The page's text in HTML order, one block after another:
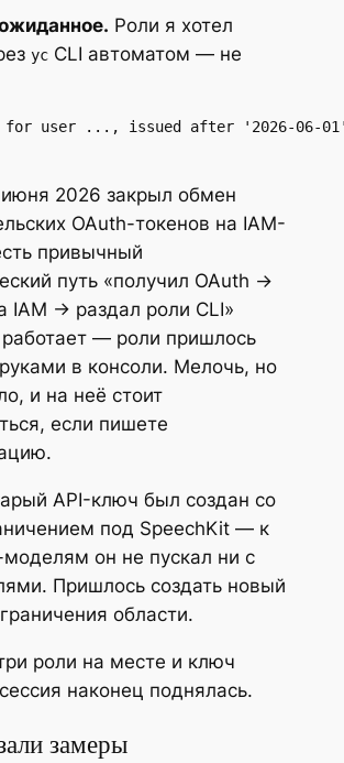
Роли я хотел
ycCLI автоматом — не
for user ..., issued after '2026-06-
июня 2026 закрыл обмен
OAuth-токенов на IAM-
привычный
путь «получил OAuth →
IAM → раздал роли CLI»
— роли пришлось
в консоли. Мелочь, но
и на неё стоит
если пишете
API-ключ был создан со
под SpeechKit — к
он не пускал ни с
Пришлось создать новый
области.
роли на месте и ключ
наконец поднялась.
замеры